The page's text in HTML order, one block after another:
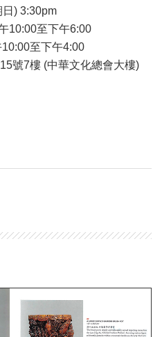
) 3:30pm
10:00至下午6:00
至下午4:00
號7樓 (中華文化總會大樓)